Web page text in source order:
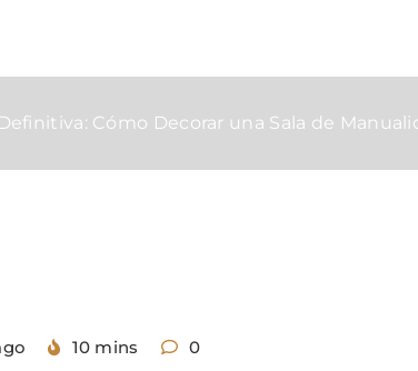
Cómo Decorar una Sala de
10 mins 0